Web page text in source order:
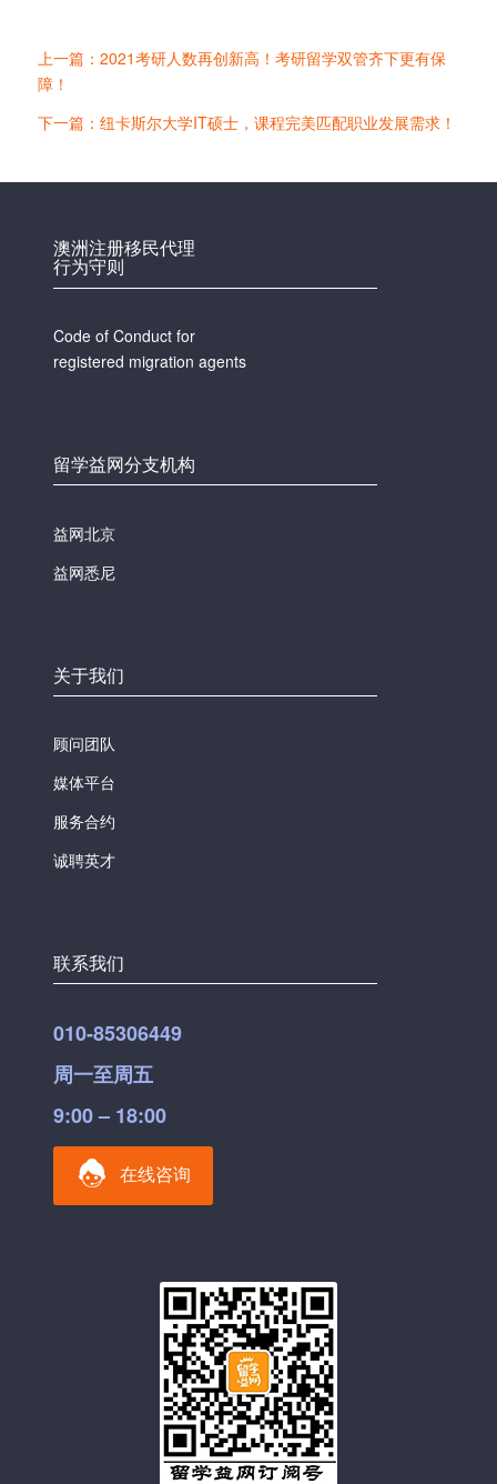
上一篇：2021考研人数再创新高！考研留学双管齐下更有保
障！
下一篇：纽卡斯尔大学IT硕士，课程完美匹配职业发展需求！
澳洲注册移民代理
行为守则
Code of Conduct for
registered migration agents
留学益网分支机构
益网北京
益网悉尼
关于我们
顾问团队
媒体平台
服务合约
诚聘英才
联系我们
010-85306449
周一至周五
9:00 – 18:00
在线咨询